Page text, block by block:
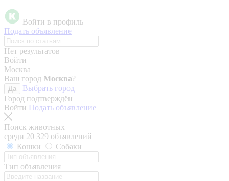
Войти в профиль
Подать объявление
Нет результатов
Войти
Москва
Ваш город Москва?
Да
Выбрать город
Город подтверждён
Войти Подать объявление
Поиск животных
среди 20 329 объявлений
Кошки
Собаки
Тип объявления